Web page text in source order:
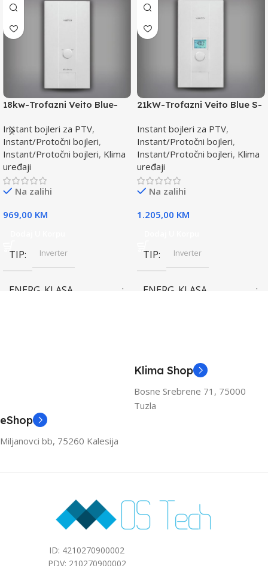
18kw-Trofazni Veito Blue-
Instant bojleri za PTV,
Instant/Protočni bojleri,
Instant/Protočni bojleri, Klima
uređaji
Na zalihi
969,00 KM
TIP Inverter
ENERG. KLASA
ZA PROSTOR DO (M2)
40
21kW-Trofazni Veito Blue S-
Instant bojleri za PTV,
Instant/Protočni bojleri,
Instant/Protočni bojleri, Klima
uređaji
Na zalihi
1.205,00 KM
TIP Inverter
ENERG. KLASA
KAPACITET HLAĐENJA
3.6
40
Klima Shop
Bosne Srebrene 71, 75000
Tuzla
eShop
Miljanovci bb, 75260 Kalesija
ID: 4210270900002
PDV: 210270900002